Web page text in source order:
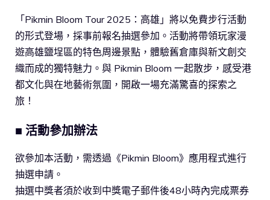
「Pikmin Bloom Tour 2025：高雄」將以免費步行活動
的形式登場，採事前報名抽選參加。活動將帶領玩家漫
遊高雄鹽埕區的特色周邊景點，體驗舊倉庫與新文創交
織而成的獨特魅力。與 Pikmin Bloom 一起散步，感受港
都文化與在地藝術氛圍，開啟一場充滿驚喜的探索之
旅！
■ 活動參加辦法
欲參加本活動，需透過《Pikmin Bloom》應用程式進行
抽選申請。
抽選中獎者須於收到中獎電子郵件後48小時內完成票券